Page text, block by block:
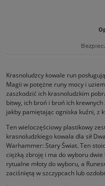
Krasnoludzcy kowale run
Magii w potężne runy mocy i
zaszkodzić ich krasnoludzkim
bitwy, ich broń i broń ich
jakby pamiętając ogniska kuźni, z
Ten wieloczęściowy plastikowy
krasnoludzkiego kowala dla sił
Warhammer: Stary Świat. Ten
ciężką zbroję i ma do wyboru
rytualne młoty do wyboru, a
zaciśniętą w szczypcach lub